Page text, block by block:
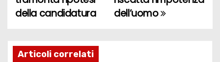
a
i
dell’uomo
della candidatura
Articoli correlati